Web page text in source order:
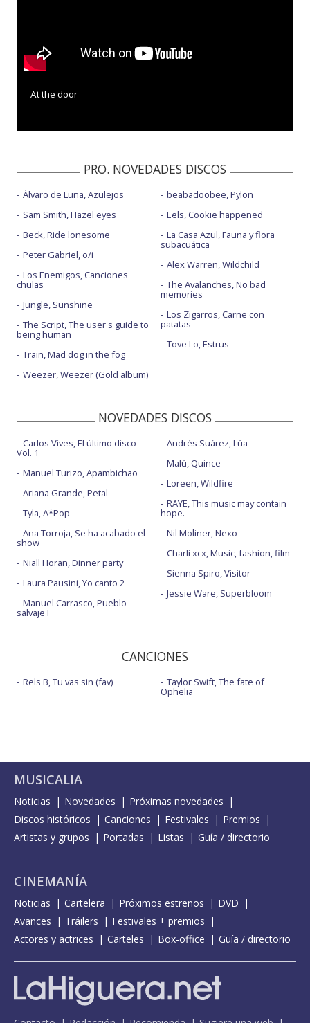
At the door
PRO. NOVEDADES DISCOS
Álvaro de Luna, Azulejos
Sam Smith, Hazel eyes
Beck, Ride lonesome
Peter Gabriel, o/i
Los Enemigos, Canciones
chulas
Jungle, Sunshine
The Script, The user's guide to
being human
Train, Mad dog in the fog
Weezer, Weezer (Gold album)
beabadoobee, Pylon
Eels, Cookie happened
La Casa Azul, Fauna y flora
subacuática
Alex Warren, Wildchild
The Avalanches, No bad
memories
Los Zigarros, Carne con
patatas
Tove Lo, Estrus
NOVEDADES DISCOS
Carlos Vives, El último disco
Vol. 1
Manuel Turizo, Apambichao
Ariana Grande, Petal
Tyla, A*Pop
Ana Torroja, Se ha acabado el
show
Niall Horan, Dinner party
Laura Pausini, Yo canto 2
Manuel Carrasco, Pueblo
salvaje I
Andrés Suárez, Lúa
Malú, Quince
Loreen, Wildfire
RAYE, This music may contain
hope.
Nil Moliner, Nexo
Charli xcx, Music, fashion, film
Sienna Spiro, Visitor
Jessie Ware, Superbloom
CANCIONES
Rels B, Tu vas sin (fav) Taylor Swift, The fate of
Ophelia
MUSICALIA
Noticias Novedades
Próximas novedades
Discos históricos
Canciones Festivales
Premios
Artistas y grupos
Portadas Listas Guía / directorio
CINEMANÍA
Noticias Cartelera Próximos estrenos
DVD
Avances
Tráilers
Festivales + premios
Actores y actrices
Carteles Box-office Guía / directorio